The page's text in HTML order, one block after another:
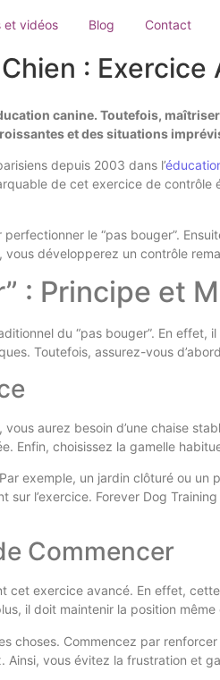
et vidéos Blog Contact
:
canine. Toutefois,
et des situations
depuis 2003 dans l’
de cet exercice de
le “pas bouger”.
développerez un contrôle
: Principe et
du “pas bouger”. En
Toutefois, assurez-vous
aurez besoin d’une chaise
Enfin, choisissez la gamelle
exemple, un jardin clôturé ou
l’exercice. Forever Dog
Commencer
cet exercice avancé. En effet,
il doit maintenir la position
choses. Commencez par
vous évitez la frustration et